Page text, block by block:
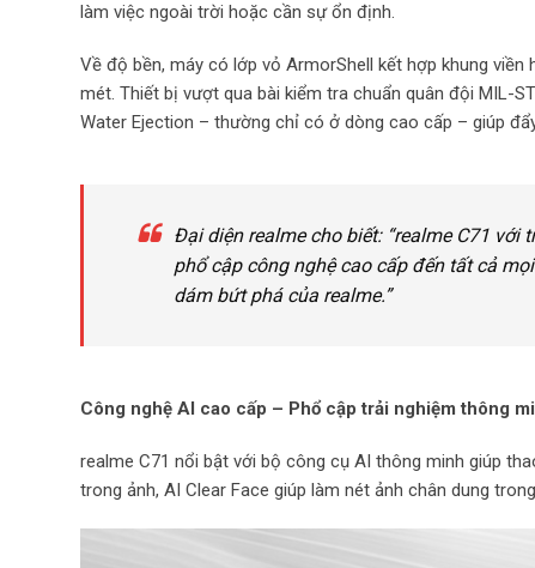
làm việc ngoài trời hoặc cần sự ổn định.
Về độ bền, máy có lớp vỏ ArmorShell kết hợp khung
mét. Thiết bị vượt qua bài kiểm tra chuẩn quân đội MIL-
Water Ejection – thường chỉ có ở dòng cao cấp – giúp
Đại diện realme cho biết: “realme C71 với
phổ cập công nghệ cao cấp đến tất cả
dám bứt phá của realme.”
Công nghệ AI cao cấp – Phổ cập trải nghiệm thông
realme C71 nổi bật với bộ công cụ AI thông minh giúp
trong ảnh, AI Clear Face giúp làm nét ảnh chân dung